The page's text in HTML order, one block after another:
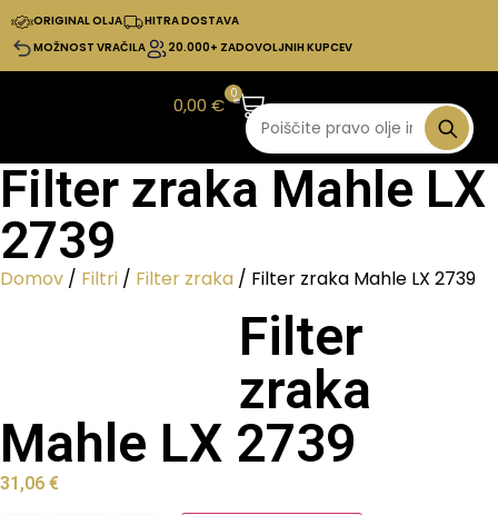
ORIGINAL OLJA
HITRA DOSTAVA
MOŽNOST VRAČILA
20.000+ ZADOVOLJNIH KUPCEV
0,00€
0
Filter zraka Mahle LX
2739
Domov / Filtri / Filter zraka / Filter zraka Mahle LX 2739
Filter
zraka
Mahle LX 2739
31,06 €